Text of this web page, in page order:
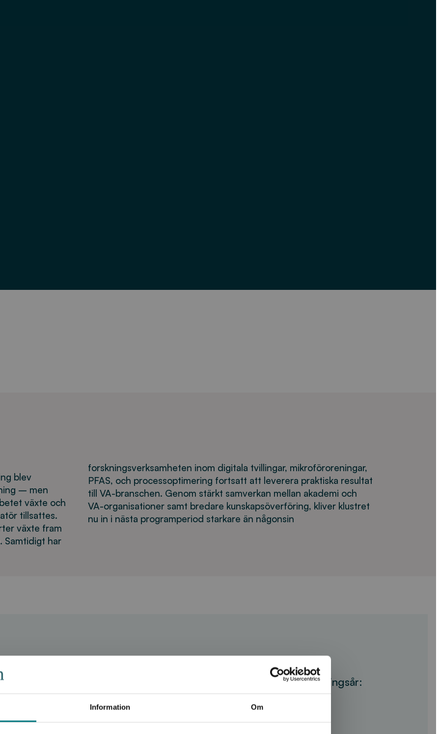
Information Om
blev
– men
växte och
tillsattes.
växte fram
Samtidigt har
forskningsverksamheten inom digitala tvillingar, mikroföroreningar,
PFAS, och processoptimering fortsatt att leverera praktiska resultat
till VA-branschen. Genom stärkt samverkan mellan akademi och
VA-organisationer samt bredare kunskapsöverföring, kliver klustret
nu in i nästa programperiod starkare än någonsin
Malardalen 2022–2024 Övrigt materialUtgivningsår:
och Gratis